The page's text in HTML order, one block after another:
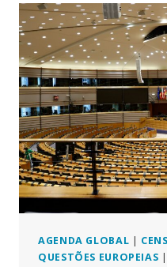
ARNE
REVELAR
OS
GRAVES
PERIGOS
DAS
VACINAS
DE
ARNM
AGENDA GLOBAL |
QUESTÕES EUROPEIAS